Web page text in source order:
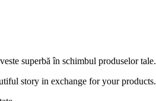
superbă în schimbul produselor tale.
story in exchange for your products.